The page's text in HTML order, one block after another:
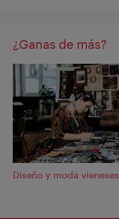
¿Ganas de más?
Diseño y moda vieneses